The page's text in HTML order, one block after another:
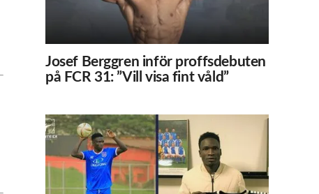
Josef Berggren inför proffsdebuten
på FCR 31: ”Vill visa fint våld”